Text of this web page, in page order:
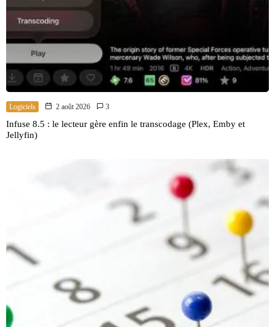
Logiciels 2 août 2026 3
Infuse 8.5 : le lecteur gère enfin le transcodage (Plex, Emby et
Jellyfin)